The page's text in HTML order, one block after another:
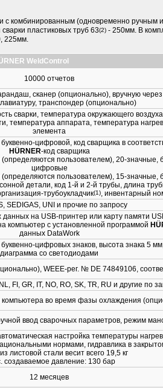
с комбинированным (одновременно ручным и
пластиковых труб 63(2) - 250мм. В
225мм.
WeldControl
10000 отчетов
сканер (опционально), вручную через
транспондер (опционально)
сварки, температура окружающего
температура аппарата, температура
элемента
цифровой, код сварщика в
HÜRNER-код сварщика
пользователем), 20-значные,
цифровые
пользователем), 15-значные,
детали, код 1-й и 2-й трубы, длина
трубоукладчик(1), инвентарный
SEDIGAS, UNI и прочие по запросу
данных на USB-принтер или карту памяти
компьютер с установленной программой
данных DataWork
цифровых знаков, высота знака 5
диаграмма со светодиодами
WEEE-рег. № DE 74849106,
FI, GR, IT, NO, RO, SK, TR, RU и другие по
компьютера во время фазы охлаждения
ввод сварочных параметров, режим
настройка температуры
нормами, гидравлика в
листовой стали весит всего 19,5 кг
создаваемое давление: 130 бар
12 месяцев